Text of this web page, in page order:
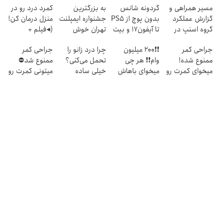
مسیر همراهی و
گزارش عملکرد
گروه اسنپ در
گردونه شانس
بدون پوچ از PS5
تا آیفون17 و بیت
به بزرگترین
جشنواره ایمپلنت
تهران خوش
۲۵ میلیون !
کمرد درد رو در
منزل درمان کن!
(◂فیلم +
جراحی کمر
ممنوع شده!
میخوای کمرت رو
❗❗200 میلیون
وام❗❗ هر چی
میخوای باهاش
چرا درد زانو را
تحمل می‌کنی؟
خیلی ساده
جراحی کمر
ممنوع شد⛔
میتونی کمرت رو